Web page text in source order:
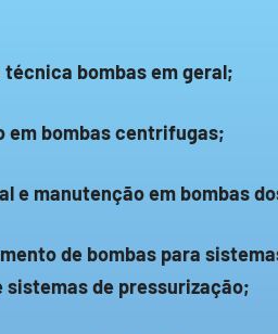
bombas em geral;
em bombas centrifugas;
e manutenção em bombas
de bombas para
sistemas de pressurização;